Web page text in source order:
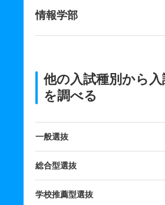
情報学部
他の入試種別から
を調べる
一般選抜
総合型選抜
学校推薦型選抜